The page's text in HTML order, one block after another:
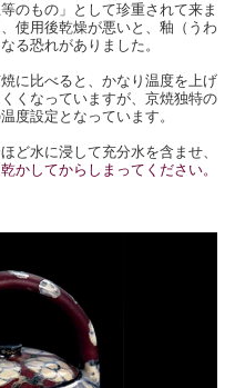
のもの」として珍重されて来ま
使用後乾燥が悪いと、釉（うわ
る恐れがありました。
に比べると、かなり温度を上げ
くなっていますが、京焼独特の
度設定となっています。
ど水に浸して充分水を含ませ、
かしてからしまってください。